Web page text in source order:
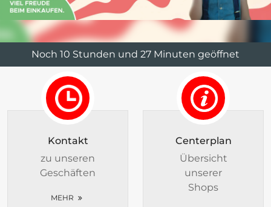
Noch 10 Stunden und 27 Minuten geöffnet
Kontakt
zu unseren
Geschäften
MEHR
Centerplan
Übersicht
unserer
Shops